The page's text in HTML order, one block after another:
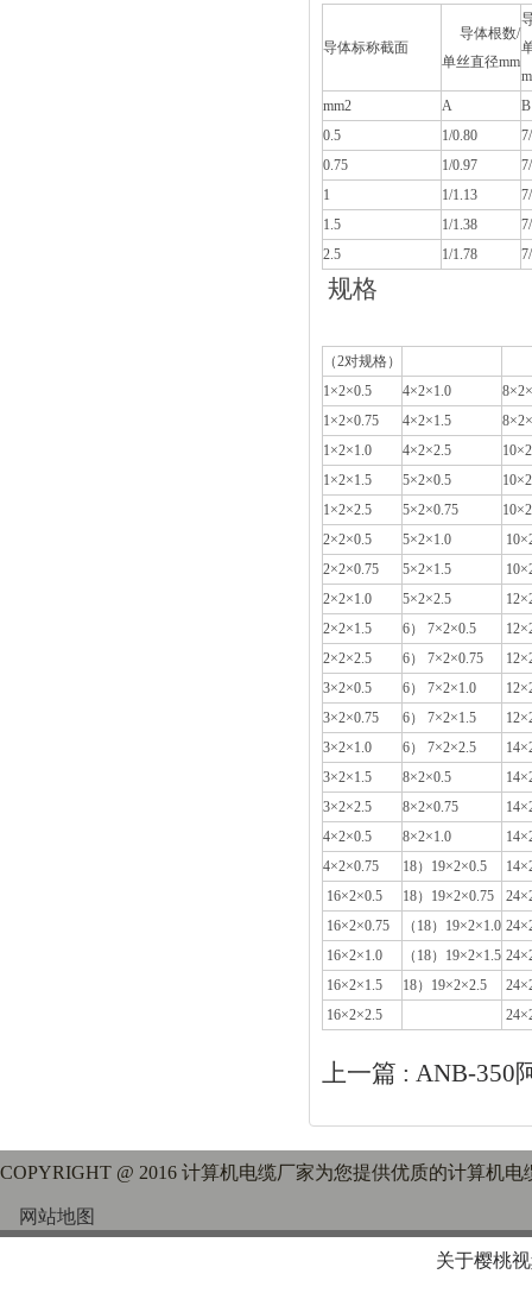
导体标称截面
导体根数/
单丝直径mm
mm2
A
B
0.5
1/0.80
0.75
1/0.97
1
1/1.13
1.5
1/1.38
2.5
1/1.78
规格
（2对规格）
1×2×0.5
4×2×1.0
1×2×0.75
4×2×1.5
1×2×1.0
4×2×2.5
1×2×1.5
5×2×0.5
1×2×2.5
5×2×0.75
2×2×0.5
5×2×1.0
2×2×0.75
5×2×1.5
2×2×1.0
5×2×2.5
2×2×1.5
6） 7×2×0.5
2×2×2.5
6） 7×2×0.75
3×2×0.5
6） 7×2×1.0
3×2×0.75
6） 7×2×1.5
3×2×1.0
6） 7×2×2.5
3×2×1.5
8×2×0.5
3×2×2.5
8×2×0.75
4×2×0.5
8×2×1.0
4×2×0.75
18）19×2×0.5
16×2×0.5
18）19×2×0.75
16×2×0.75
（18）19×2×1.0
16×2×1.0
（18）19×2×1.5
16×2×1.5
18）19×2×2.5
16×2×2.5
上一篇 : ANB-350
COPYRIGHT @ 2016 计算机电缆厂家为您提供优质的计算机电缆
网站地图
关于樱桃